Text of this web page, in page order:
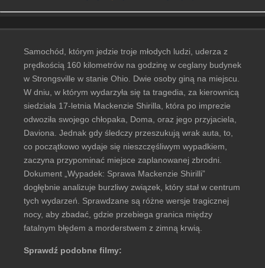
Samochód, którym jedzie troje młodych ludzi, uderza z
prędkością 160 kilometrów na godzinę w ceglany budynek
w Strongsville w stanie Ohio. Dwie osoby giną na miejscu.
W dniu, w którym wydarzyła się ta tragedia, za kierownicą
siedziała 17-letnia Mackenzie Shirilla, która po imprezie
odwoziła swojego chłopaka, Doma, oraz jego przyjaciela,
Daviona. Jednak gdy śledczy przeszukują wrak auta, to,
co początkowo wydaje się nieszczęśliwym wypadkiem,
zaczyna przypominać miejsce zaplanowanej zbrodni.
Dokument „Wypadek: Sprawa Mackenzie Shirilli”
dogłębnie analizuje burzliwy związek, który stał w centrum
tych wydarzeń. Sprawdzane są różne wersje tragicznej
nocy, aby zbadać, gdzie przebiega granica między
fatalnym błędem a morderstwem z zimną krwią.
Sprawdź podobne filmy: